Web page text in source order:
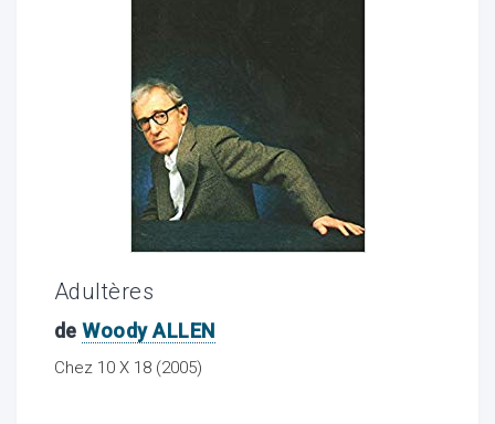
Adultères
deWoody ALLEN
Chez 10 X 18 (2005)